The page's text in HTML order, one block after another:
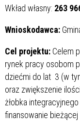
Wkład własny: 263
Wnioskodawca:
Cel projektu: Celem
rynek pracy osobom
dziećmi do lat 3 (w
oraz zwiększenie
żłobka
finansowanie bieżącej